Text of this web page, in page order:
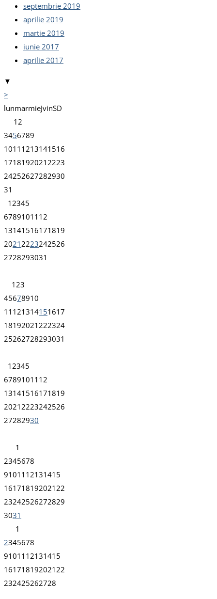
septembrie 2019
aprilie 2019
martie 2019
iunie 2017
aprilie 2017
▼
>
lunmarmieJvinSD
1 2
3456789
1011 1213141516
1718192021 2223
24252627282930
31
1 2345
67891011 12
13141516171819
2021 2223242526
2728293031
1 23
45678910
11 121314151617
18192021 222324
25262728293031
1 2345
67891011 12
13141516171819
2021 2223242526
27282930
1
2345678
91011 12131415
161718192021 22
23242526272829
3031
1
2345678
91011 12131415
161718192021 22
232425262728